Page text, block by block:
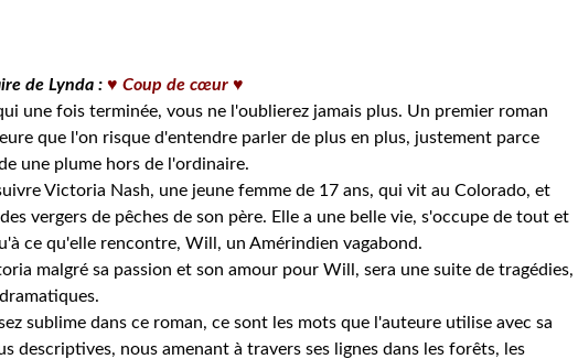
de Lynda : ♥ Coup de cœur ♥
une fois terminée, vous ne l'oublierez jamais plus. Un premier roman
que l'on risque d'entendre parler de plus en plus, justement parce
une plume hors de l'ordinaire.
Victoria Nash, une jeune femme de 17 ans, qui vit au Colorado, et
vergers de pêches de son père. Elle a une belle vie, s'occupe de tout et
ce qu'elle rencontre, Will, un Amérindien vagabond.
malgré sa passion et son amour pour Will, sera une suite de tragédies,
sublime dans ce roman, ce sont les mots que l'auteure utilise avec sa
descriptives, nous amenant à travers ses lignes dans les forêts, les